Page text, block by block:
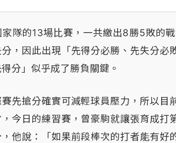
隊的13場比賽，一共繳出8勝5敗的
，因此出現「先得分必勝、先失分必
分」似乎成了勝負關鍵。
先搶分確實可減輕球員壓力，所以目
，今日的練習賽，曾豪駒就讓張育成打
他說：「如果前段棒次的打者能有好